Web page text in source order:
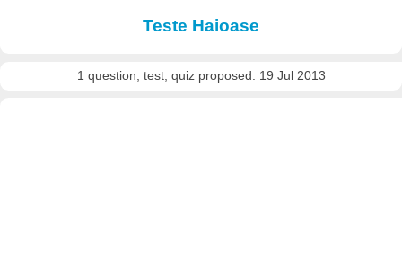
Teste Haioase
1 question, test, quiz proposed: 19 Jul 2013